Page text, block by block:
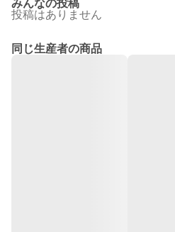
みんなの投稿
投稿はありません
同じ生産者の商品